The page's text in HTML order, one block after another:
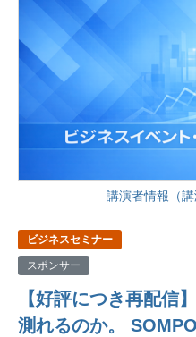
講演者情報（
ビジネスセミナー
スポンサー
【好評につき再配信
測れるのか。